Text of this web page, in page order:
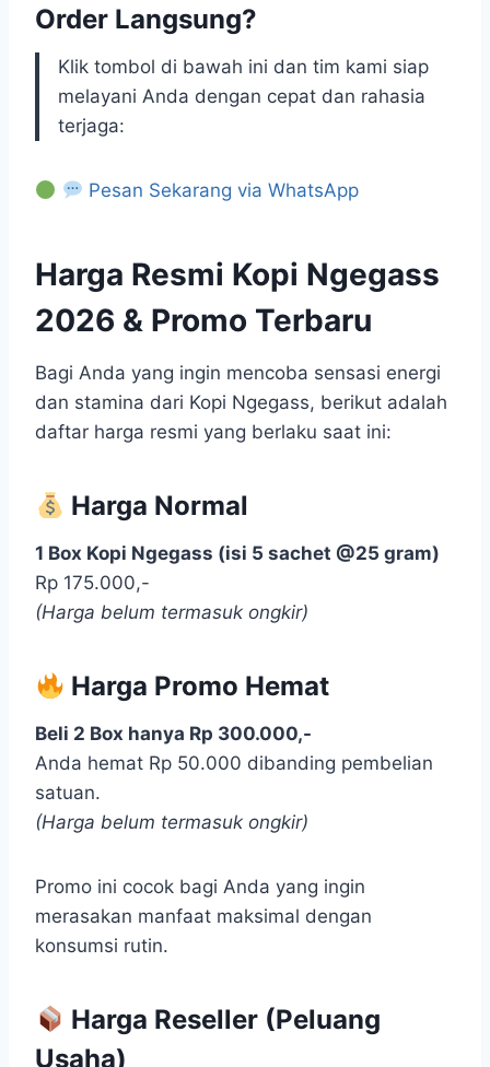
Order Langsung?
Klik tombol di bawah ini dan tim kami siap
melayani Anda dengan cepat dan rahasia
terjaga:
Pesan Sekarang via WhatsApp
Harga Resmi Kopi Ngegass
2026 & Promo Terbaru
Bagi Anda yang ingin mencoba sensasi energi
dan stamina dari Kopi Ngegass, berikut adalah
daftar harga resmi yang berlaku saat ini:
Harga Normal
1 Box Kopi Ngegass (isi 5 sachet @25 gram)
Rp 175.000,-
(Harga belum termasuk ongkir)
Harga Promo Hemat
Beli 2 Box hanya Rp 300.000,-
Anda hemat Rp 50.000 dibanding pembelian
satuan.
(Harga belum termasuk ongkir)
Promo ini cocok bagi Anda yang ingin
merasakan manfaat maksimal dengan
konsumsi rutin.
Harga Reseller (Peluang
Usaha)